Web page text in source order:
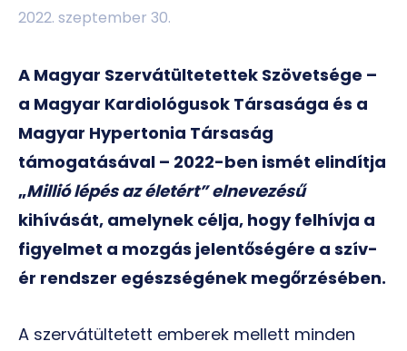
2022. szeptember 30.
A Magyar Szervátültetettek Szövetsége –
a Magyar Kardiológusok Társasága és a
Magyar Hypertonia Társaság
támogatásával – 2022-ben ismét elindítja
„Millió lépés az életért” elnevezésű
kihívását, amelynek célja, hogy felhívja a
figyelmet a mozgás jelentőségére a szív-
ér rendszer egészségének megőrzésében.
A szervátültetett emberek mellett minden